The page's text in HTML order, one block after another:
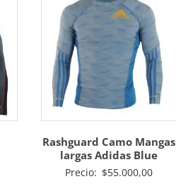
Rashguard Camo Mangas
largas Adidas Blue
Precio: $55.000,00